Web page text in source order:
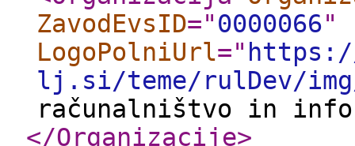
ZavodEvsID="0000066"
LogoPolniUrl="
lj.si/teme/rulDev/
računalništvo in
</Organizacije>